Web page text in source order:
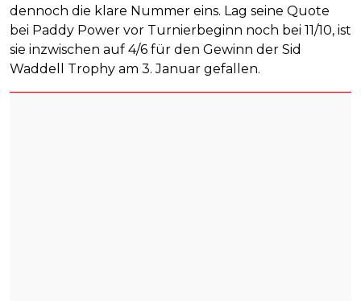
dennoch die klare Nummer eins. Lag seine Quote
bei Paddy Power vor Turnierbeginn noch bei 11/10, ist
sie inzwischen auf 4/6 für den Gewinn der Sid
Waddell Trophy am 3. Januar gefallen.